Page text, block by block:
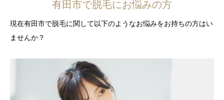
有田市で脱毛にお悩みの方
現在有田市で脱毛に関して以下のようなお悩みをお持ちの方はい
ませんか？